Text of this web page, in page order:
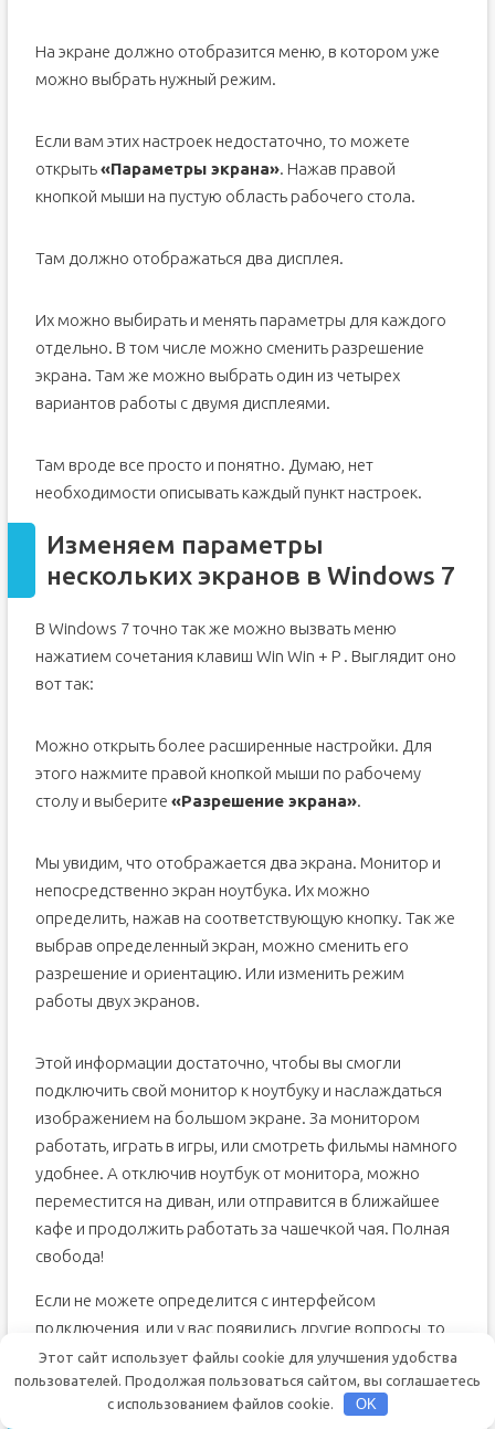
На экране должно отобразится меню, в котором уже
можно выбрать нужный режим.
Если вам этих настроек недостаточно, то можете
открыть«Параметры экрана». Нажав правой
кнопкой мыши на пустую область рабочего стола.
Там должно отображаться два дисплея.
Их можно выбирать и менять параметры для каждого
отдельно. В том числе можно сменить разрешение
экрана. Там же можно выбрать один из четырех
вариантов работы с двумя дисплеями.
Там вроде все просто и понятно. Думаю, нет
необходимости описывать каждый пункт настроек.
Изменяем параметры
нескольких экранов в Windows 7
В Windows 7 точно так же можно вызвать меню
нажатием сочетания клавиш Win Win + P . Выглядит оно
вот так:
Можно открыть более расширенные настройки. Для
этого нажмите правой кнопкой мыши по рабочему
столу и выберите «Разрешение экрана».
Мы увидим, что отображается два экрана. Монитор и
непосредственно экран ноутбука. Их можно
определить, нажав на соответствующую кнопку. Так же
выбрав определенный экран, можно сменить его
разрешение и ориентацию. Или изменить режим
работы двух экранов.
Этой информации достаточно, чтобы вы смогли
подключить свой монитор к ноутбуку и наслаждаться
изображением на большом экране. За монитором
работать, играть в игры, или смотреть фильмы намного
удобнее. А отключив ноутбук от монитора, можно
переместится на диван, или отправится в ближайшее
кафе и продолжить работать за чашечкой чая. Полная
свобода!
Если не можете определится с интерфейсом
подключения, или у вас появились другие вопросы, то
оставляйте их в комментариях. Только обязательно
пишите модель ноутбука и монитора.
Этот сайт использует файлы cookie для улучшения удобства
пользователей. Продолжая пользоваться сайтом, вы соглашаетесь
с использованием файлов cookie.
OK